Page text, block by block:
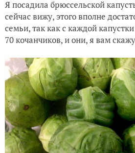
Я посадила брюссельской
сейчас вижу, этого вполне
семьи, так как с каждой
70 кочанчиков, и они, я вам